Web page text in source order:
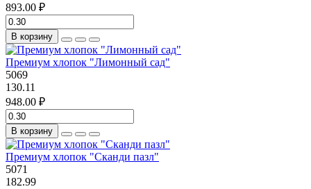
893.00 ₽
В корзину
Премиум хлопок "Лимонный сад"
5069
130.11
948.00 ₽
В корзину
Премиум хлопок "Сканди пазл"
5071
182.99